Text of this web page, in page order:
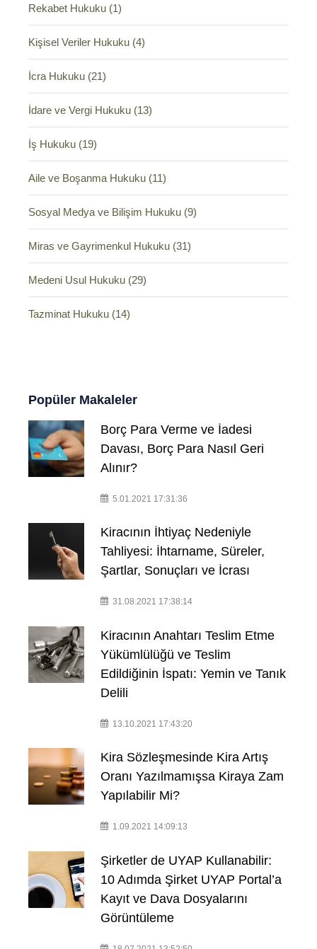
Rekabet Hukuku (1)
Kişisel Veriler Hukuku (4)
İcra Hukuku (21)
İdare ve Vergi Hukuku (13)
İş Hukuku (19)
Aile ve Boşanma Hukuku (11)
Sosyal Medya ve Bilişim Hukuku (9)
Miras ve Gayrimenkul Hukuku (31)
Medeni Usul Hukuku (29)
Tazminat Hukuku (14)
Popüler Makaleler
Borç Para Verme ve İadesi
Davası, Borç Para Nasıl Geri
Alınır?
5.01.2021 17:31:36
Kiracının İhtiyaç Nedeniyle
Tahliyesi: İhtarname, Süreler,
Şartlar, Sonuçları ve İcrası
31.08.2021 17:38:14
Kiracının Anahtarı Teslim Etme
Yükümlülüğü ve Teslim
Edildiğinin İspatı: Yemin ve Tanık
Delili
13.10.2021 17:43:20
Kira Sözleşmesinde Kira Artış
Oranı Yazılmamışsa Kiraya Zam
Yapılabilir Mi?
1.09.2021 14:09:13
Şirketler de UYAP Kullanabilir:
10 Adımda Şirket UYAP Portal’a
Kayıt ve Dava Dosyalarını
Görüntüleme